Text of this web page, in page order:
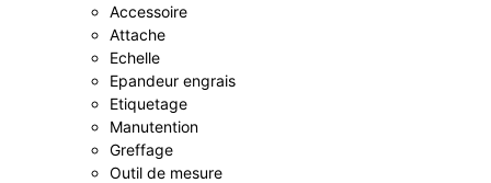
Accessoire
Attache
Echelle
Epandeur engrais
Etiquetage
Manutention
Greffage
Outil de mesure